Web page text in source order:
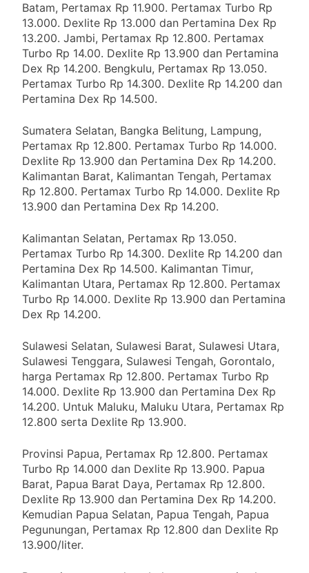
Batam, Pertamax Rp 11.900. Pertamax Turbo Rp
13.000. Dexlite Rp 13.000 dan Pertamina Dex Rp
13.200. Jambi, Pertamax Rp 12.800. Pertamax
Turbo Rp 14.00. Dexlite Rp 13.900 dan Pertamina
Dex Rp 14.200. Bengkulu, Pertamax Rp 13.050.
Pertamax Turbo Rp 14.300. Dexlite Rp 14.200 dan
Pertamina Dex Rp 14.500.
Sumatera Selatan, Bangka Belitung, Lampung,
Pertamax Rp 12.800. Pertamax Turbo Rp 14.000.
Dexlite Rp 13.900 dan Pertamina Dex Rp 14.200.
Kalimantan Barat, Kalimantan Tengah, Pertamax
Rp 12.800. Pertamax Turbo Rp 14.000. Dexlite Rp
13.900 dan Pertamina Dex Rp 14.200.
Kalimantan Selatan, Pertamax Rp 13.050.
Pertamax Turbo Rp 14.300. Dexlite Rp 14.200 dan
Pertamina Dex Rp 14.500. Kalimantan Timur,
Kalimantan Utara, Pertamax Rp 12.800. Pertamax
Turbo Rp 14.000. Dexlite Rp 13.900 dan Pertamina
Dex Rp 14.200.
Sulawesi Selatan, Sulawesi Barat, Sulawesi Utara,
Sulawesi Tenggara, Sulawesi Tengah, Gorontalo,
harga Pertamax Rp 12.800. Pertamax Turbo Rp
14.000. Dexlite Rp 13.900 dan Pertamina Dex Rp
14.200. Untuk Maluku, Maluku Utara, Pertamax Rp
12.800 serta Dexlite Rp 13.900.
Provinsi Papua, Pertamax Rp 12.800. Pertamax
Turbo Rp 14.000 dan Dexlite Rp 13.900. Papua
Barat, Papua Barat Daya, Pertamax Rp 12.800.
Dexlite Rp 13.900 dan Pertamina Dex Rp 14.200.
Kemudian Papua Selatan, Papua Tengah, Papua
Pegunungan, Pertamax Rp 12.800 dan Dexlite Rp
13.900/liter.